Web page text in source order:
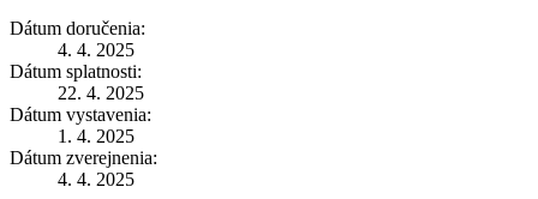
Dátum doručenia:
4. 4. 2025
Dátum splatnosti:
22. 4. 2025
Dátum vystavenia:
1. 4. 2025
Dátum zverejnenia:
4. 4. 2025